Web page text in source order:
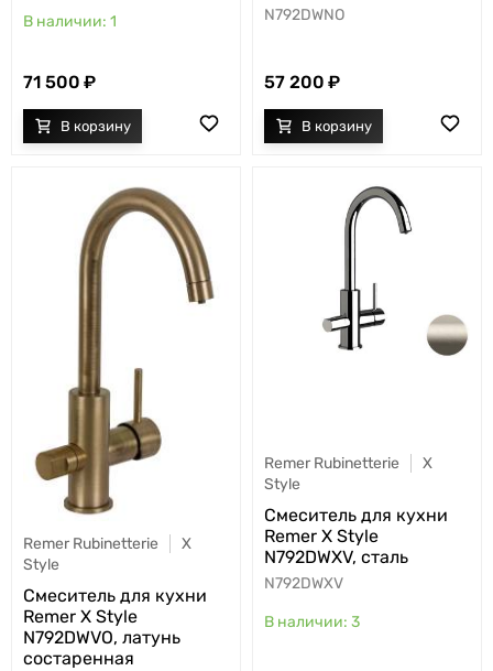
1
71 500
N792DWNO
57 200
Remer Rubinetterie
X
Style
Cмеситель для кухни
Remer X Style
N792DWVO, латунь
состаренная
Remer Rubinetterie
X
Style
Cмеситель для кухни
Remer X Style
N792DWXV, сталь
N792DWXV
3